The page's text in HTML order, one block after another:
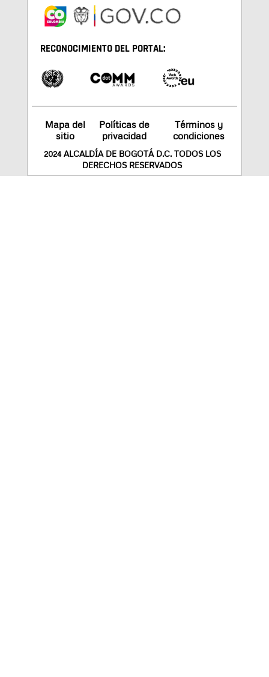
RECONOCIMIENTO DEL PORTAL:
Mapa del
sitio
Políticas de
privacidad
Términos y
condiciones
2024 ALCALDÍA DE BOGOTÁ D.C. TODOS LOS
DERECHOS RESERVADOS